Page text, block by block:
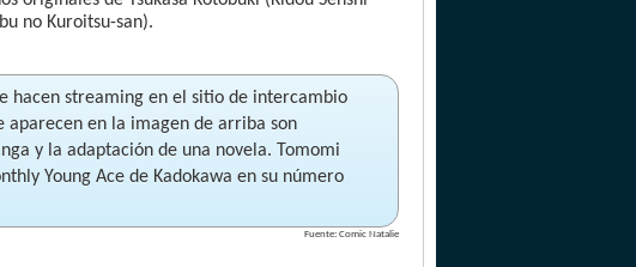
no Kuroitsu-san).
hacen streaming en el sitio de intercambio
aparecen en la imagen de arriba son
y la adaptación de una novela. Tomomi
Young Ace de Kadokawa en su número
Fuente: Comic Natalie